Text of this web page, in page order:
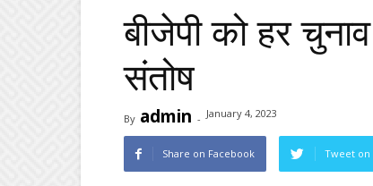
बीजेपी को हर
संतोष
By admin - January 4, 2023
Share on Facebook Tweet